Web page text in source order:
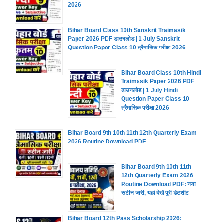
2026
Bihar Board Class 10th Sanskrit Traimasik
Paper 2026 PDF डाउनलोड | 1 July Sanskrit
Question Paper Class 10 त्रैमासिक परीक्षा 2026
Bihar Board Class 10th Hindi
Traimasik Paper 2026 PDF
डाउनलोड | 1 July Hindi
Question Paper Class 10
त्रैमासिक परीक्षा 2026
Bihar Board 9th 10th 11th 12th Quarterly Exam
2026 Routine Download PDF
Bihar Board 9th 10th 11th
12th Quarterly Exam 2026
Routine Download PDF: नया
रूटीन जारी, यहां देखें पूरी डेटशीट
Bihar Board 12th Pass Scholarship 2026: